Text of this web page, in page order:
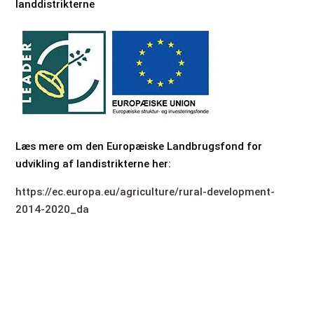
landdistrikterne
Læs mere om den Europæiske Landbrugsfond for
udvikling af landistrikterne her:
https://ec.europa.eu/agriculture/rural-development-
2014-2020_da